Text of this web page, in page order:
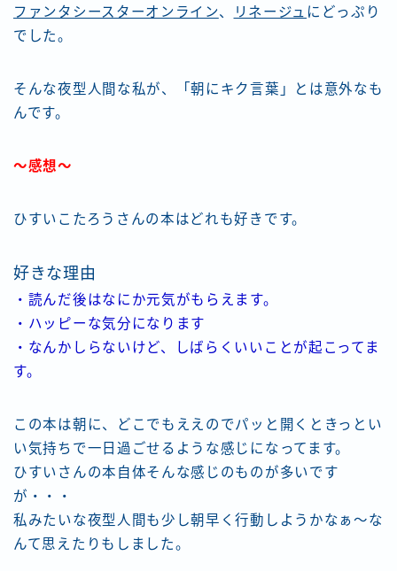
ファンタシースターオンライン、 リネージュ にどっぷり
でした。
そんな夜型人間な私が、「朝にキク言葉」とは意外なも
んです。
〜感想〜
ひすいこたろうさんの本はどれも好きです。
好きな理由
・読んだ後はなにか元気がもらえます。
・ハッピーな気分になります
・なんかしらないけど、しばらくいいことが起こってま
す。
この本は朝に、どこでもええのでパッと開くときっとい
い気持ちで一日過ごせるような感じになってます。
ひすいさんの本自体そんな感じのものが多いです
が・・・
私みたいな夜型人間も少し朝早く行動しようかなぁ〜な
んて思えたりもしました。